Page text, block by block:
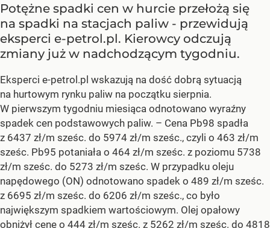
Potężne spadki cen w hurcie przełożą się
na spadki na stacjach paliw - przewidują
eksperci e-petrol.pl. Kierowcy odczują
zmiany już w nadchodzącym tygodniu.
Eksperci e-petrol.pl wskazują na dość dobrą sytuacją
na hurtowym rynku paliw na początku sierpnia.
W pierwszym tygodniu miesiąca odnotowano wyraźny
spadek cen podstawowych paliw. – Cena Pb98 spadła
z 6437 zł/m sześc. do 5974 zł/m sześc., czyli o 463 zł/m
sześc. Pb95 potaniała o 464 zł/m sześc. z poziomu 5738
zł/m sześc. do 5273 zł/m sześc. W przypadku oleju
napędowego (ON) odnotowano spadek o 489 zł/m sześc.
z 6695 zł/m sześc. do 6206 zł/m sześc., co było
największym spadkiem wartościowym. Olej opałowy
obniżył cenę o 444 zł/m sześc. z 5262 zł/m sześc. do 4818